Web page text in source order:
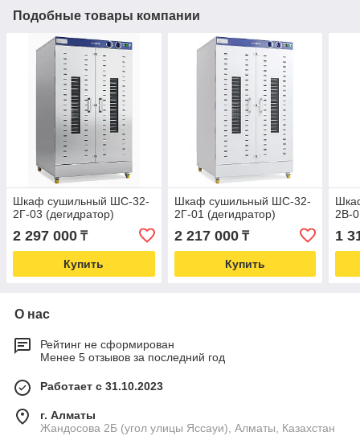
Подобные товары компании
Шкаф сушильный ШС-32-
2Г-03 (дегидратор)
2 297 000 ₸
Купить
Шкаф сушильный ШС-32-
2Г-01 (дегидратор)
2 217 000₸
Купить
2В-
1
О нас
Рейтинг не сформирован
Менее 5 отзывов за последний год
Работает с 31.10.2023
г. Алматы
Жандосова 2Б (угол улицы Яссауи), Алматы, Казахстан